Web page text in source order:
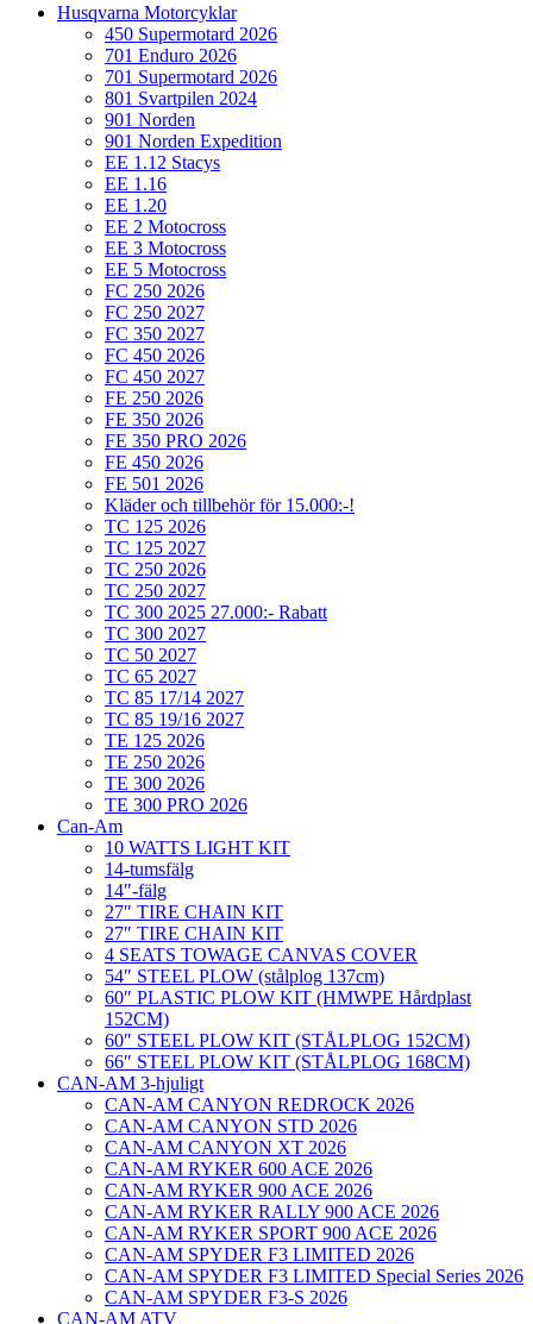
Husqvarna Motorcyklar
450 Supermotard 2026
701 Enduro 2026
701 Supermotard 2026
801 Svartpilen 2024
901 Norden
901 Norden Expedition
EE 1.12 Stacys
EE 1.16
EE 1.20
EE 2 Motocross
EE 3 Motocross
EE 5 Motocross
FC 250 2026
FC 250 2027
FC 350 2027
FC 450 2026
FC 450 2027
FE 250 2026
FE 350 2026
FE 350 PRO 2026
FE 450 2026
FE 501 2026
Kläder och tillbehör för 15.000:-!
TC 125 2026
TC 125 2027
TC 250 2026
TC 250 2027
TC 300 2025 27.000:- Rabatt
TC 300 2027
TC 50 2027
TC 65 2027
TC 85 17/14 2027
TC 85 19/16 2027
TE 125 2026
TE 250 2026
TE 300 2026
TE 300 PRO 2026
Can-Am
10 WATTS LIGHT KIT
14-tumsfälg
14″-fälg
27″ TIRE CHAIN KIT
27″ TIRE CHAIN KIT
4 SEATS TOWAGE CANVAS COVER
54″ STEEL PLOW (stålplog 137cm)
60″ PLASTIC PLOW KIT (HMWPE Hårdplast
152CM)
60″ STEEL PLOW KIT (STÅLPLOG 152CM)
66″ STEEL PLOW KIT (STÅLPLOG 168CM)
CAN-AM 3-hjuligt
CAN-AM CANYON REDROCK 2026
CAN-AM CANYON STD 2026
CAN-AM CANYON XT 2026
CAN-AM RYKER 600 ACE 2026
CAN-AM RYKER 900 ACE 2026
CAN-AM RYKER RALLY 900 ACE 2026
CAN-AM RYKER SPORT 900 ACE 2026
CAN-AM SPYDER F3 LIMITED 2026
CAN-AM SPYDER F3 LIMITED Special Series 2026
CAN-AM SPYDER F3-S 2026
CAN-AM ATV